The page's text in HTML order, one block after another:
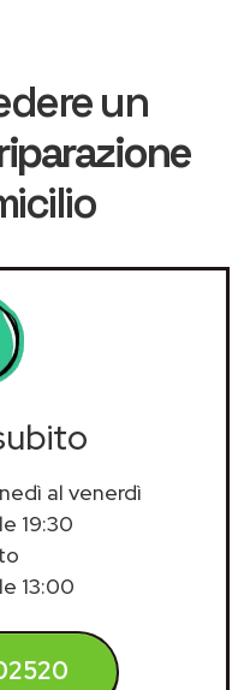
un
al venerdì
19:30
13:00